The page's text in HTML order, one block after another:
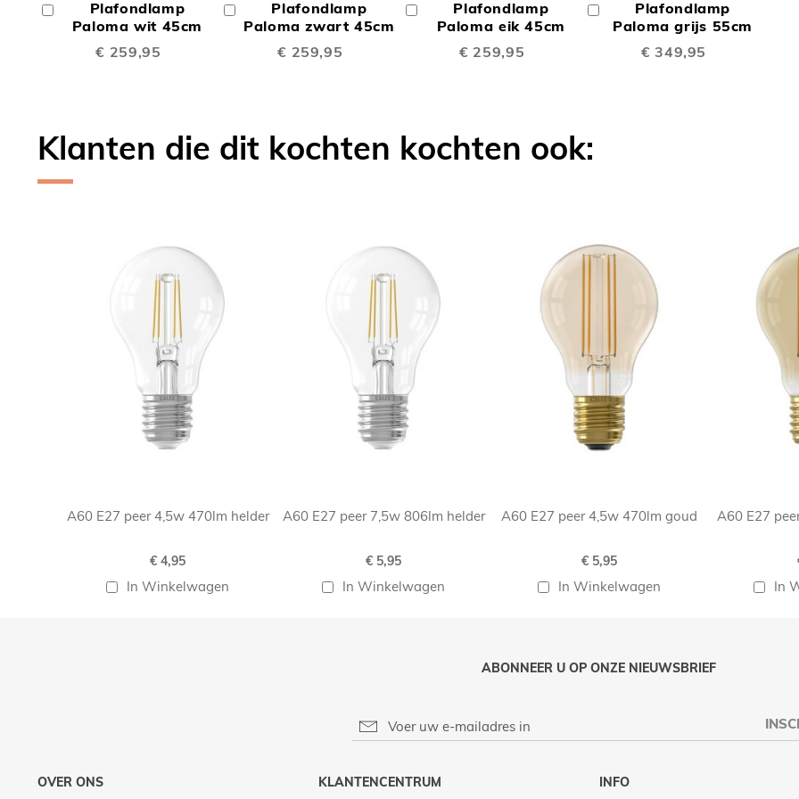
Plafondlamp
Paloma wit 45cm
€ 259,95
Winkelwagen
TE
Plafondlamp
Paloma zwart 45cm
€ 259,95
Winkelwagen
TE
Plafondlamp
Paloma eik 45cm
€ 259,95
Winkelwagen
TE
Plafondlamp
Paloma grijs 55cm
€ 349,95
Winkelwagen
TE
Klanten die dit kochten kochten ook:
A60 E27 peer 4,5w 470lm helder
€ 4,95
In Winkelwagen
A60 E27 peer 7,5w 806lm helder
€ 5,95
In Winkelwagen
A60 E27 peer 4,5w 470lm goud
€ 5,95
In Winkelwagen
A60 E27
In
ABONNEER U OP ONZE NIEUWSBRIEF
OVER ONS KLANTENCENTRUM INFO